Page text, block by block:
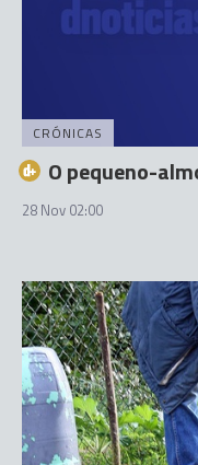
CRÓNICAS
O pequeno-
28 Nov 02:00